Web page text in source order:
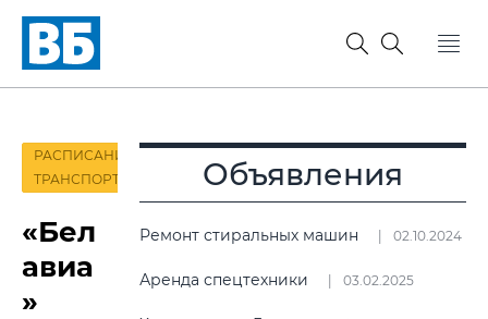
РАСПИСАНИЕ
ТРАНСПОРТА
«Бел
авиа
»
Объявления
Ремонт стиральных машин 02.10.2024
Аренда спецтехники 03.02.2025